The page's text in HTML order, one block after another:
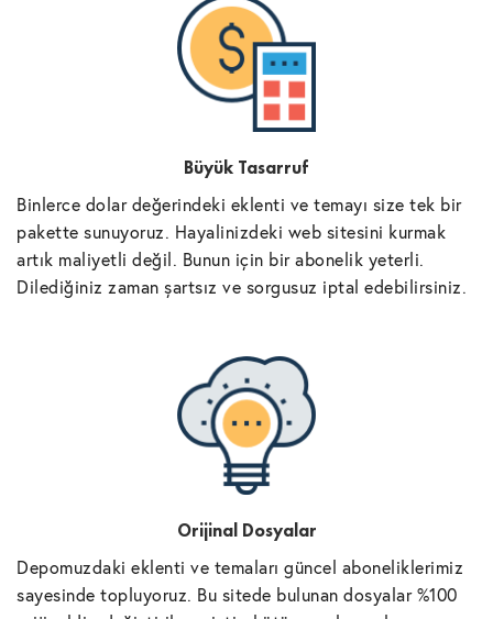
Büyük Tasarruf
Binlerce dolar değerindeki eklenti ve temayı size tek bir
pakette sunuyoruz. Hayalinizdeki web sitesini kurmak
artık maliyetli değil. Bunun için bir abonelik yeterli.
Dilediğiniz zaman şartsız ve sorgusuz iptal edebilirsiniz.
Orijinal Dosyalar
Depomuzdaki eklenti ve temaları güncel aboneliklerimiz
sayesinde topluyoruz. Bu sitede bulunan dosyalar %100